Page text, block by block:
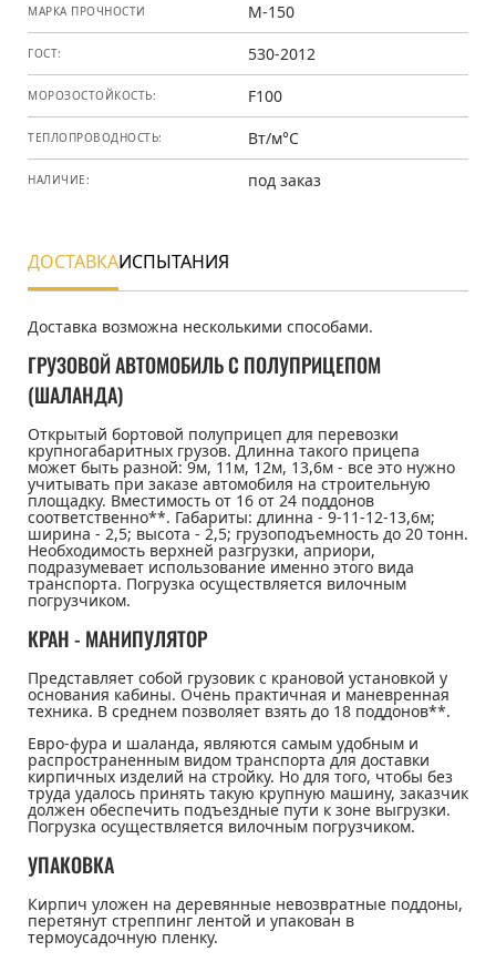
МАРКА ПРОЧНОСТИ М-150
ГОСТ: 530-2012
МОРОЗОСТОЙКОСТЬ: F100
ТЕПЛОПРОВОДНОСТЬ: Вт/м°С
НАЛИЧИЕ: под заказ
ДОСТАВКАИСПЫТАНИЯ
Доставка
Доставка возможна несколькими способами.
ГРУЗОВОЙ АВТОМОБИЛЬ С ПОЛУПРИЦЕПОМ
(ШАЛАНДА)
Открытый бортовой полуприцеп для перевозки
крупногабаритных грузов. Длинна такого прицепа
может быть разной: 9м, 11м, 12м, 13,6м - все это нужно
учитывать при заказе автомобиля на строительную
площадку. Вместимость от 16 от 24 поддонов
соответственно**. Габариты: длинна - 9-11-12-13,6м;
ширина - 2,5; высота - 2,5; грузоподъемность до 20 тонн.
Необходимость верхней разгрузки, априори,
подразумевает использование именно этого вида
транспорта. Погрузка осуществляется вилочным
погрузчиком.
КРАН - МАНИПУЛЯТОР
Представляет собой грузовик с крановой установкой у
основания кабины. Очень практичная и маневренная
техника. В среднем позволяет взять до 18 поддонов**.
Евро-фура и шаланда, являются самым удобным и
распространенным видом транспорта для доставки
кирпичных изделий на стройку. Но для того, чтобы без
труда удалось принять такую крупную машину, заказчик
должен обеспечить подъездные пути к зоне выгрузки.
Погрузка осуществляется вилочным погрузчиком.
УПАКОВКА
Кирпич уложен на деревянные невозвратные поддоны,
перетянут стреппинг лентой и упакован в
термоусадочную пленку.